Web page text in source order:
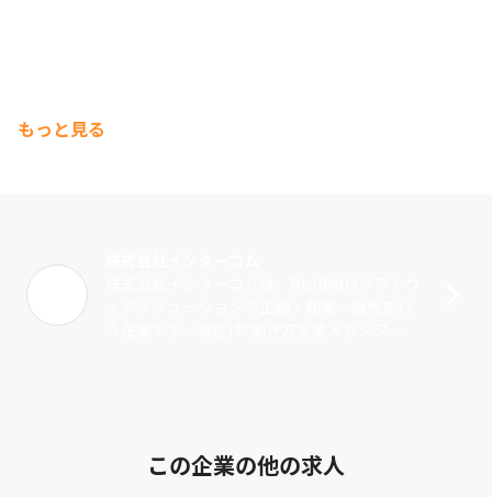
もっと見る
この企業の他の求人